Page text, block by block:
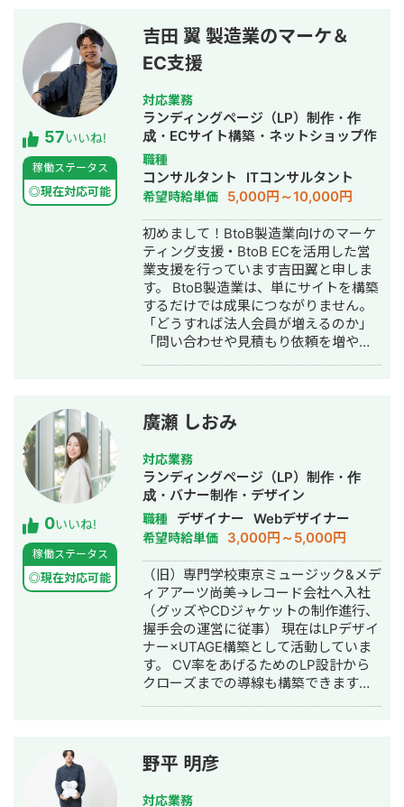
した。SEO対策においては、ゼロから
立ち上げた新規サイトをニッチ市場で
サービスキーワード検索1位に導き、月
した実績があります。 エンジニア知識
を持ったSEOディレクターとして、大
量のページを作成するようないわゆる
データベース型のサイトの構築も得意
です。 競合が対応しきれないような細
かいキーワードまで対策して、お問合
せにつなげる戦略でお客様の売上に貢
献します。 少し珍しいキャリアの特徴
として、Fリーグ（フットサル日本トッ
プリーグ）のエスポラーダ北海道、バ
サジィ大分でプロ選手として活動しな
がらWeb制作の経験を積んできました
（バサジィ大分在籍時は完全プロ契約
のため1年間休職）。 アスリートとし
ての経験で培った「やると決めたら徹
底的にやり抜く」精神で、お客様のプ
57いいね!
稼働ステータス
◎現在対応可能
吉田 翼 製造業のマーケ＆
EC支援
対応業務
ランディングページ（LP）制作・作
成・ECサイト構築・ネットショップ作
成代行・SEO対策・新規事業立上・記
事作成代行・ライティング・ホームペ
ージ制作・作成・リスティング広告運
用代行・オウンドメディア制作・構
築・運用代行・営業代行・AI活用
職種
コンサルタント ITコンサルタント
希望時給単価 5,000円～10,000円
初めまして！BtoB製造業向けのマーケ
ティング支援・BtoB ECを活用した営
業支援を行っています吉田翼と申しま
す。 BtoB製造業は、単にサイトを構築
するだけでは成果につながりません。
「どうすれば法人会員が増えるのか」
「問い合わせや見積もり依頼を増やせ
います。 支援内容としては、SEO・コ
ンテンツマーケティング、LP制作、広
告運用、メルマガ施策、ホワイトペー
パー制作、会員登録導線の改善など幅
広く対応しておりますが、特定の施策
ありきではありません。 企業様の商材
や営業体制、ターゲット顧客、競合状
況を踏まえ、「今取り組むべき施策は
何か」という視点から、最適なマーケ
ティング戦略をご提案いたします。
「BtoB ECを立ち上げたものの、思う
ように成果が出ていない」 「営業活動
をもっと効率化したい」 「ECを新たな
営業チャネルとして育てていきたい」
そんな企業様のパートナーとして、事
業の成長をご支援いたします。お気軽
にご相談ください。
0いいね!
稼働ステータス
◎現在対応可能
廣瀬 しおみ
対応業務
ランディングページ（LP）制作・作
成・バナー制作・デザイン
職種 デザイナー Webデザイナー
希望時給単価 3,000円～5,000円
（旧）専門学校東京ミュージック&メデ
ィアアーツ尚美→レコード会社へ入社
（グッズやCDジャケットの制作進行、
握手会の運営に従事） 現在はLPデザイ
ナー×UTAGE構築として活動していま
す。 CV率をあげるためのLP設計から
クローズまでの導線も構築できます。
ロット体験会）
https://hirourimi.com/
合同会社ココロミ（キャリアデザイン×
野平 明彦
対応業務